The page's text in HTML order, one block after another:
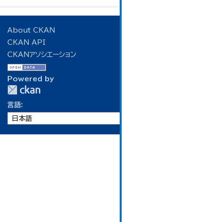
About CKAN
CKAN API
CKANアソシエーション
Powered by
言語